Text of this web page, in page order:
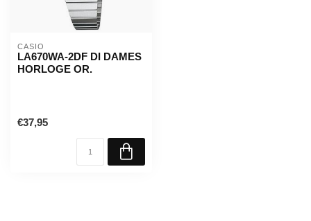
CASIO
LA670WA-2DF DI DAMES
HORLOGE OR.
€37,95